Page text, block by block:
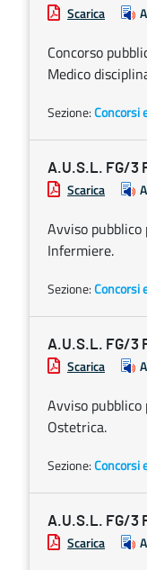
Scarica
Concorso
Medico
Sezione:Concorsi
A.U.S.L. FG/3
Scarica
Avviso
Infermiere.
Sezione:Concorsi
A.U.S.L. FG/3
Scarica
Avviso
Ostetrica.
Sezione:Concorsi
A.U.S.L. FG/3
Scarica